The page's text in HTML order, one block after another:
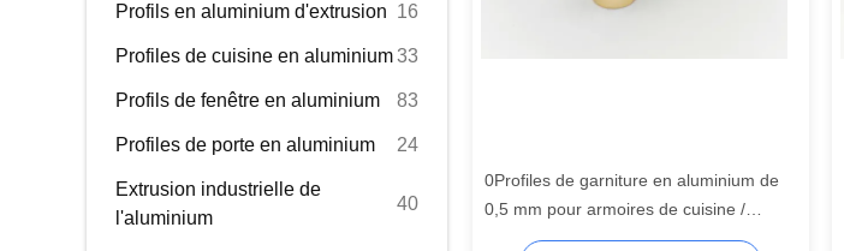
Profils en aluminium d'extrusion 16
Profiles de cuisine en aluminium33
Profils de fenêtre en aluminium 83
Profiles de porte en aluminium 24
Extrusion industrielle de
l'aluminium
40
0Profiles de garniture en aluminium de
0,5 mm pour armoires de cuisine /
meubles / tiroirs